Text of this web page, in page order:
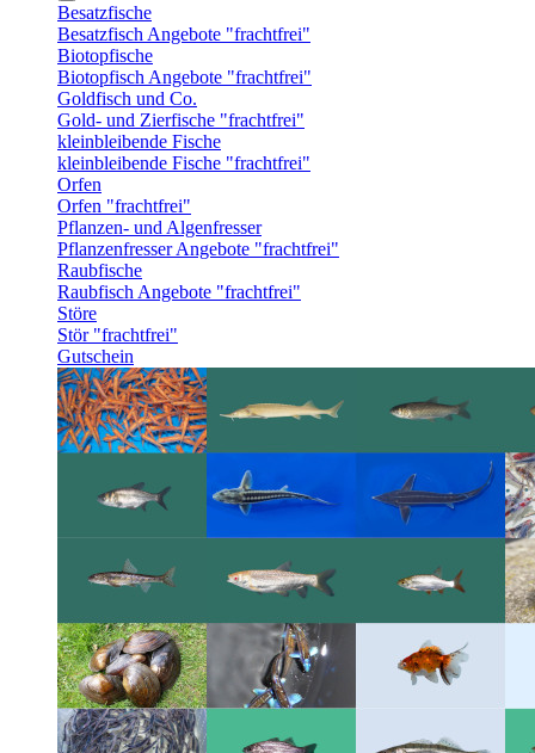
Besatzfische
Besatzfisch Angebote "frachtfrei"
Biotopfische
Biotopfisch Angebote "frachtfrei"
Goldfisch und Co.
Gold- und Zierfische "frachtfrei"
kleinbleibende Fische
kleinbleibende Fische "frachtfrei"
Orfen
Orfen "frachtfrei"
Pflanzen- und Algenfresser
Pflanzenfresser Angebote "frachtfrei"
Raubfische
Raubfisch Angebote "frachtfrei"
Störe
Stör "frachtfrei"
Gutschein